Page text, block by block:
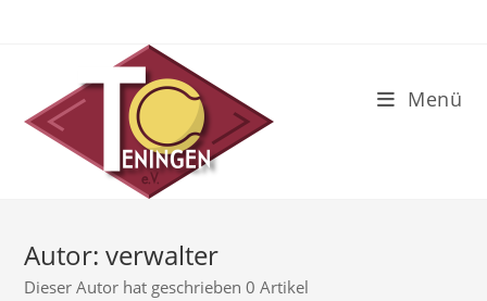
Menü
Autor:verwalter
Dieser Autor hat geschrieben 0 Artikel